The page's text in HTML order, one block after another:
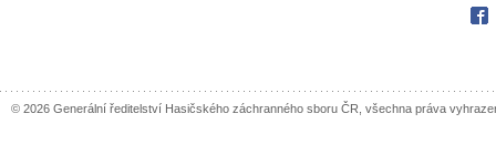
© 2026 Generální ředitelství Hasičského záchranného sboru ČR, všechna práva